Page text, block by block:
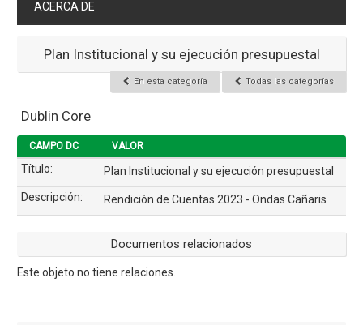
ACERCA DE
Plan Institucional y su ejecución presupuestal
En esta categoría Todas las categorías
Dublin Core
CAMPO DC VALOR
Título:
Plan Institucional y su ejecución presupuestal
Descripción:
Rendición de Cuentas 2023 - Ondas Cañaris
Documentos relacionados
Este objeto no tiene relaciones.